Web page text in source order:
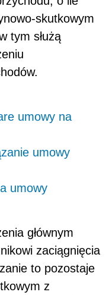
skutkowym
tym służą
umowy na
umowy
umowy
głównym
zaciągnięcia
to pozostaje
z